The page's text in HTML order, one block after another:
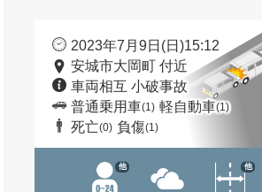
2023年7月9日(日)15:12
安城市大岡町 付近
車両相互 小破事故
普通乗用車(1) 軽自動車(1)
死亡(0) 負傷(1)
他 他